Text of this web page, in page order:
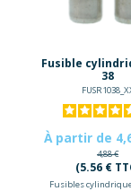
Fusible
38
À partir de
4,88 €
(5.56 €
Fusibles